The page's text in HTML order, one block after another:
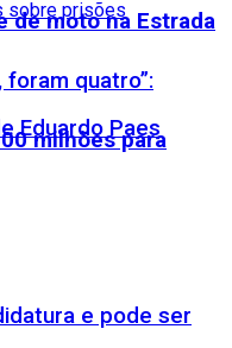
foram quatro”:
Eduardo Paes
e pode ser
de moto na Estrada
milhões para